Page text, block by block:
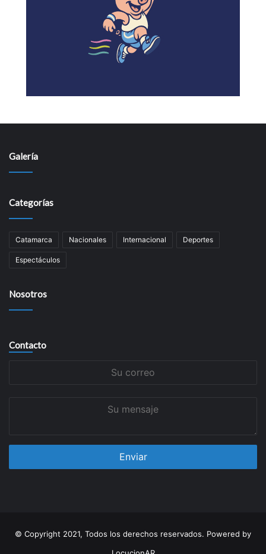
Galería
Categorías
Catamarca Nacionales Internacional Deportes
Espectáculos
Nosotros
Contacto
© Copyright 2021, Todos los derechos reservados. Powered by